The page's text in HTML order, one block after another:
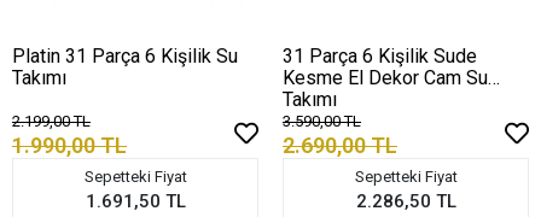
Platin 31 Parça 6 Kişilik Su
Takımı
2.199,00 TL
1.990,00 TL
Sepetteki Fiyat
1.691,50 TL
31 Parça 6 Kişilik Sude
Kesme El Dekor Cam Su
Takımı
3.590,00 TL
2.690,00 TL
Sepetteki Fiyat
2.286,50 TL